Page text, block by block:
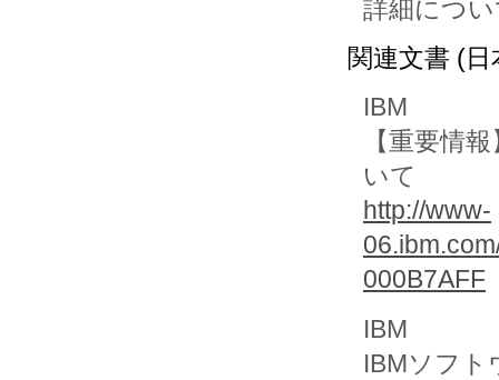
詳細につ
関連文書 (日
IBM
【重要情
いて
http://www-
000B7AFF
IBM
IBMソフト